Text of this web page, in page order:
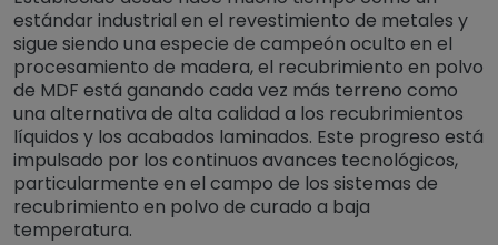
Pintura en polvo sobre madera
estándar industrial en el revestimiento de metales y
sigue siendo una especie de campeón oculto en el
procesamiento de madera, el recubrimiento en polvo
de MDF está ganando cada vez más terreno como
una alternativa de alta calidad a los recubrimientos
líquidos y los acabados laminados. Este progreso está
impulsado por los continuos avances tecnológicos,
particularmente en el campo de los sistemas de
recubrimiento en polvo de curado a baja
temperatura.